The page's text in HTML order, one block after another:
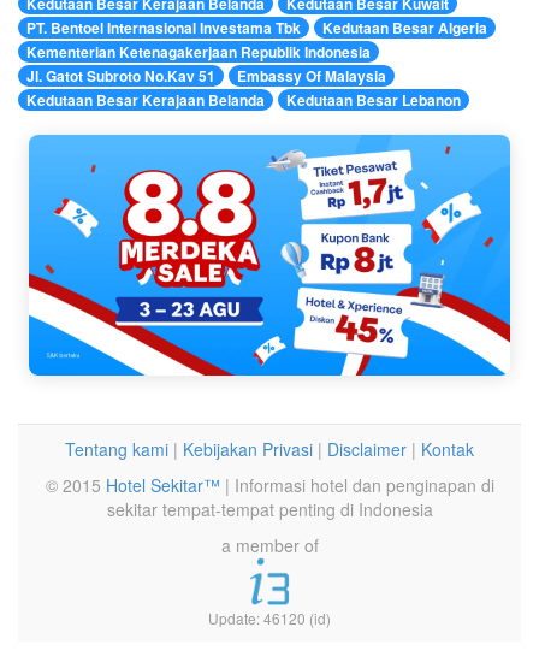
PT. Bentoel Internasional Investama Tbk
Kedutaan Besar Algeria
Kementerian Ketenagakerjaan Republik Indonesia
Jl. Gatot Subroto No.Kav 51
Embassy Of Malaysia
Kedutaan Besar Kerajaan Belanda
Kedutaan Besar Lebanon
Tentang kami | Kebijakan Privasi | Disclaimer | Kontak
© 2015 Hotel Sekitar™ | Informasi hotel dan penginapan di
sekitar tempat-tempat penting di Indonesia
a member of
Update: 46120 (id)